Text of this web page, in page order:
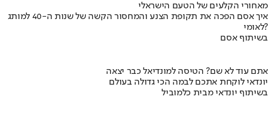
מאחורי הקלעים של הטעם הישראלי
איך אסם הפכה את תקופת הצנע והמחסור הקשה של שנות ה-40 למותג
לאומי?
בשיתוף אסם
אתם עוד לא שם? הטיסה למונדיאל כבר יצאה
יונדאי לוקחת אתכם לבמה הכי גדולה בעולם
בשיתוף יונדאי מבית כלמוביל